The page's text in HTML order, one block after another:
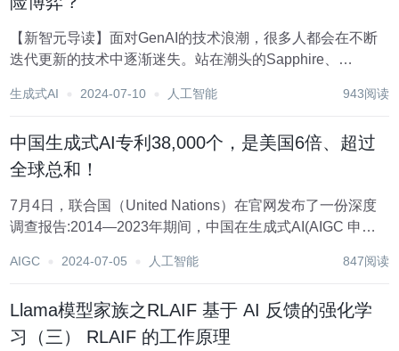
【新智元导读】面对GenAI的技术浪潮，很多人都会在不断
迭代更新的技术中逐渐迷失。站在潮头的Sapphire、
的现状与走向? 根据Sapphire Ventures的数据，GenAI领域
生成式AI 2024-07-10 人工智能 943阅读
中国生成式AI专利38,000个，是美国6倍、超过
全球总和！
7月4日，联合国（United Nations）在官网发布了一份深度
调查报告:2014—2023年期间，中国在生成式AI(AIGC 申请
全球申请生成式AI专利前10位分别是:腾讯、平安保险、百
AIGC 2024-07-05 人工智能 847阅读
Llama模型家族之RLAIF 基于 AI 反馈的强化学
习（三） RLAIF 的工作原理